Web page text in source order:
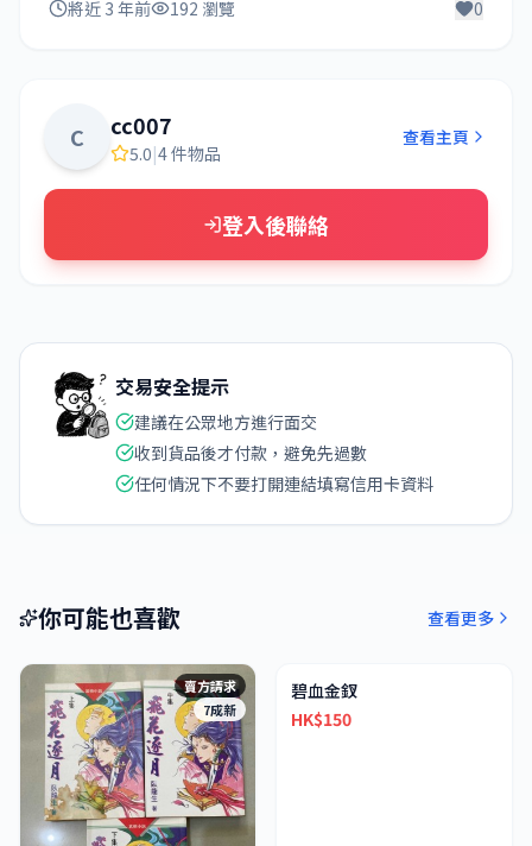
將近 3 年前 192 瀏覽 0
C cc007
5.0|4 件物品
查看主頁
登入後聯絡
交易安全提示
建議在公眾地方進行面交
收到貨品後才付款，避免先過數
任何情況下不要打開連結填寫信用卡資料
你可能也喜歡 查看更多
賣方請求
7成新
碧血金釵
HK$150